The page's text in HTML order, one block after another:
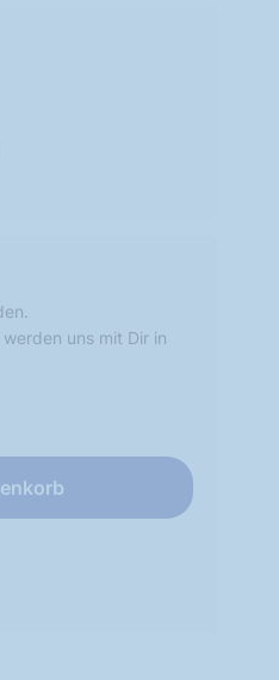
uns mit Dir in